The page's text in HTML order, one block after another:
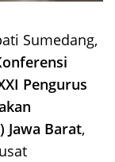
Sumedang,
Pengurus
Jawa Barat,